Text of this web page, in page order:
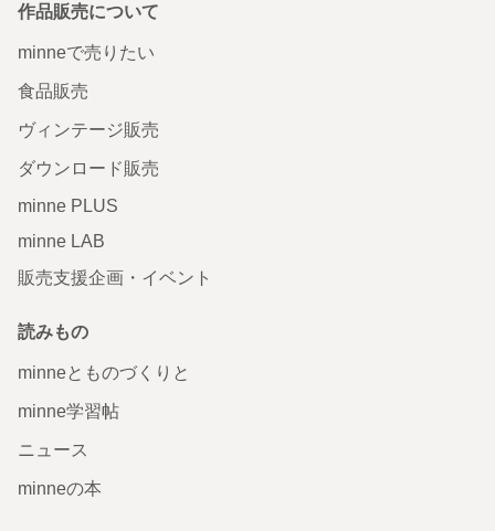
作品販売について
minneで売りたい
食品販売
ヴィンテージ販売
ダウンロード販売
minne PLUS
minne LAB
販売支援企画・イベント
読みもの
minneとものづくりと
minne学習帖
ニュース
minneの本